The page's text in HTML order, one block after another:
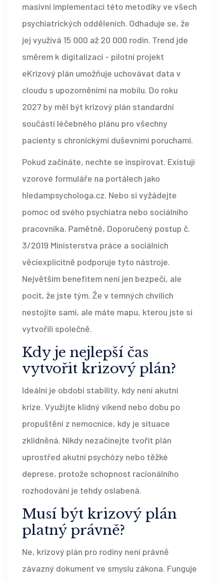
masivní implementaci této metodiky ve všech
psychiatrických odděleních. Odhaduje se, že
jej využívá 15 000 až 20 000 rodin. Trend jde
směrem k digitalizaci - pilotní projekt
eKrizový plán umožňuje uchovávat data v
cloudu s upozorněními na mobilu. Do roku
2027 by měl být krizový plán standardní
součástí léčebného plánu pro všechny
pacienty s chronickými duševními poruchami.
Pokud začínáte, nechte se inspirovat. Existují
vzorové formuláře na portálech jako
hledampsychologa.cz. Nebo si vyžádejte
pomoc od svého psychiatra nebo sociálního
pracovníka. Pamětně, Doporučený postup č.
3/2019 Ministerstva práce a sociálních
věcíexplicitně podporuje tyto nástroje.
Největším benefitem není jen bezpečí, ale
pocit, že jste tým. Že v temných chvílích
nestojíte sami, ale máte mapu, kterou jste si
vytvořili společně.
Kdy je nejlepší čas
vytvořit krizový plán?
Ideální je období stability, kdy není akutní
krize. Využijte klidný víkend nebo dobu po
propuštění z nemocnice, kdy je situace
zklidněná. Nikdy nezačínejte tvořit plán
uprostřed akutní psychózy nebo těžké
deprese, protože schopnost racionálního
rozhodování je tehdy oslabená.
Musí být krizový plán
platný právně?
Ne, krizový plán pro rodiny není právně
závazný dokument ve smyslu zákona. Funguje